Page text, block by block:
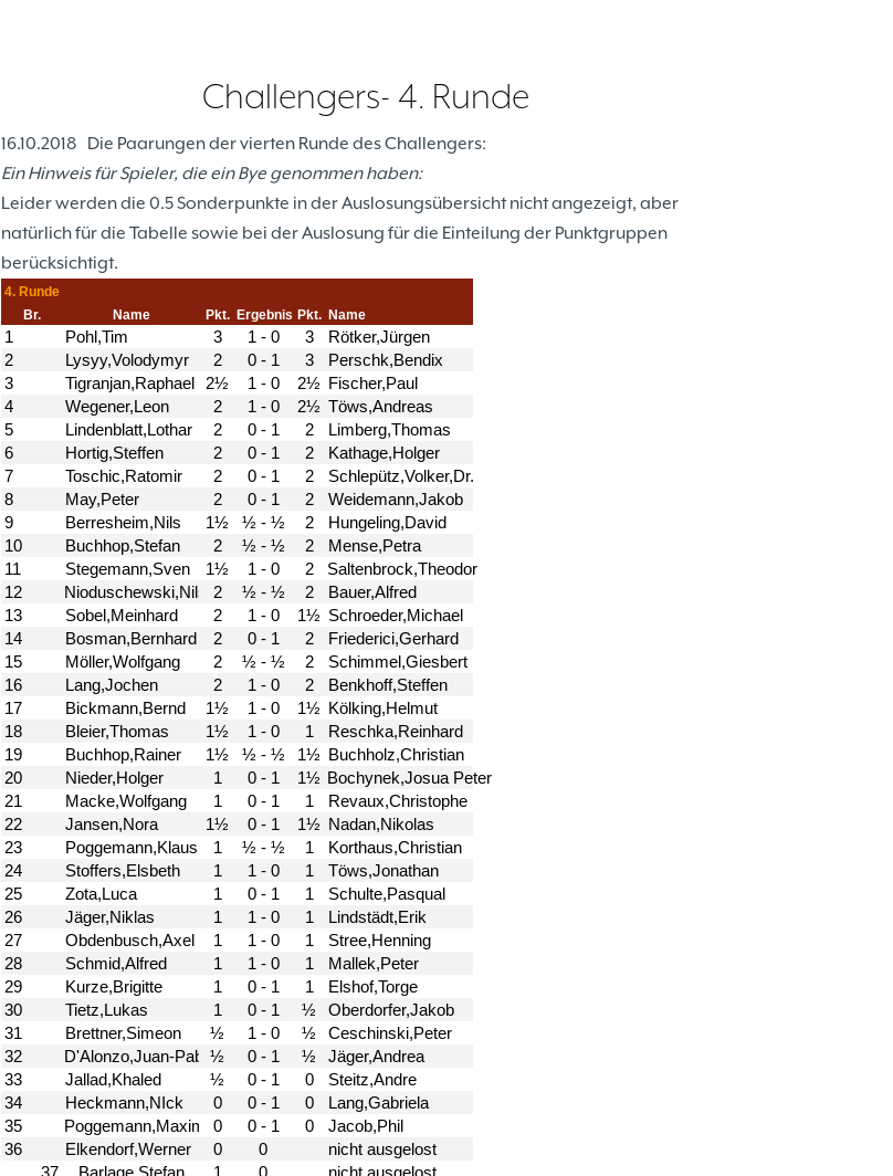
Challengers- 4. Runde
16.10.2018
Die Paarungen der vierten Runde des Challengers:
Ein Hinweis für Spieler, die ein Bye genommen haben:
Leider werden die 0.5 Sonderpunkte in der Auslosungsübersicht nicht angezeigt, aber
natürlich für die Tabelle sowie bei der Auslosung für die Einteilung der Punktgruppen
berücksichtigt.